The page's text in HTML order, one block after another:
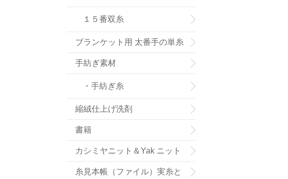
１５番双糸
ブランケット用 太番手の単糸
手紡ぎ素材
・手紡ぎ糸
縮絨仕上げ洗剤
書籍
カシミヤニット＆Yak ニット
小物お買い得
糸見本帳（ファイル）実糸と